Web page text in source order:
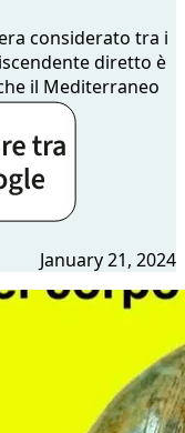
considerato tra i
diretto è
il Mediterraneo
January 21, 2024